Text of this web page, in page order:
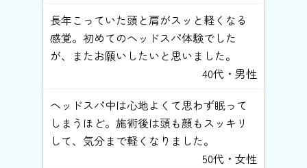
長年こっていた頭と肩がスッと軽くなる
感覚。初めてのヘッドスパ体験でした
が、またお願いしたいと思いました。
40代・男性
ヘッドスパ中は心地よくて思わず眠って
しまうほど。施術後は頭も顔もスッキリ
して、気分まで軽くなりました。
50代・女性